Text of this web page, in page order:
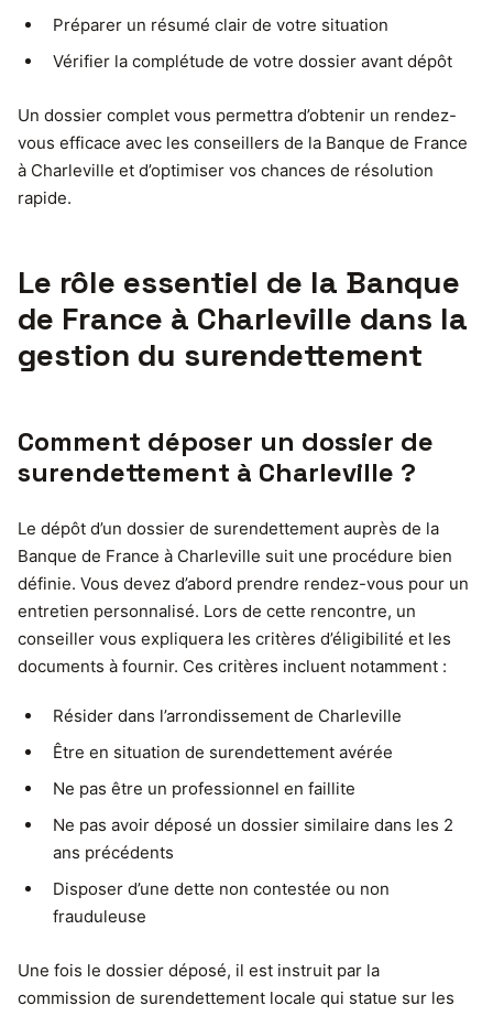
Préparer un résumé clair de votre situation
Vérifier la complétude de votre dossier avant dépôt
Un dossier complet vous permettra d’obtenir un rendez-
vous efficace avec les conseillers de la Banque de France
à Charleville et d’optimiser vos chances de résolution
rapide.
Le rôle essentiel de la Banque
de France à Charleville dans la
gestion du surendettement
Comment déposer un dossier de
surendettement à Charleville ?
Le dépôt d’un dossier de surendettement auprès de la
Banque de France à Charleville suit une procédure bien
définie. Vous devez d’abord prendre rendez-vous pour un
entretien personnalisé. Lors de cette rencontre, un
conseiller vous expliquera les critères d’éligibilité et les
documents à fournir. Ces critères incluent notamment :
Résider dans l’arrondissement de Charleville
Être en situation de surendettement avérée
Ne pas être un professionnel en faillite
Ne pas avoir déposé un dossier similaire dans les 2
ans précédents
Disposer d’une dette non contestée ou non
frauduleuse
Une fois le dossier déposé, il est instruit par la
commission de surendettement locale qui statue sur les